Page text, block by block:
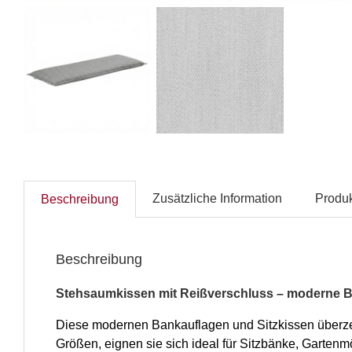
Beschreibung Zusätzliche Information
Beschreibung
Stehsaumkissen mit Reißverschluss – moderne
Diese modernen Bankauflagen und Sitzkissen
Größen, eignen sie sich ideal für Sitzbänke,